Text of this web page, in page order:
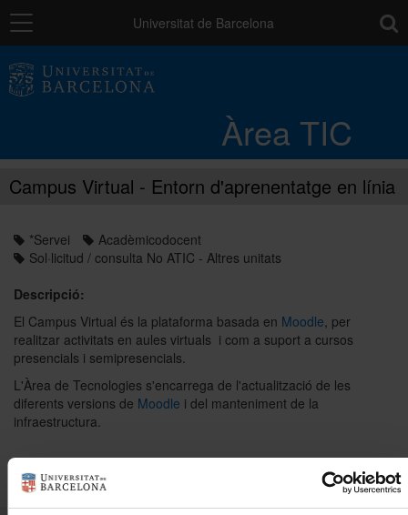
Navegació Universitat de Barcelona
Àrea TIC
Entorn de treball
Núvol UB
Suport a la Docència
Seguretat de les dades
PAU: necessites ajuda?
Sobre l'Àrea TIC
Campus Virtual - Entorn d'aprenentatge en línia
*Servei
Acadèmicodocent
Sol·licitud / consulta No ATIC - Altres unitats
Descripció:
El Campus Virtual és la plataforma basada en Moodle , per
realitzar activitats en aules virtuals i com a suport a cursos
presencials i semipresencials.
L'Àrea de Tecnologies s'encarrega de l'actualització de les
diferents versions de Moodle i del manteniment de la
infraestructura.